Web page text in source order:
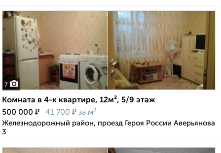
7
Комната в 4-к квартире, 12м², 5/9 этаж
500 000 ₽ 41 700 ₽ за м²
Железнодорожный район, проезд Героя России Аверьянова
3